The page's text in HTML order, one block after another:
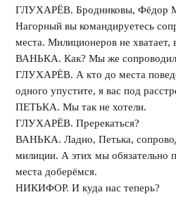
ГЛУХАРЁВ. Бродниковы, Фёдор
Нагорный вы командируетесь
места. Милиционеров не хватает,
ВАНЬКА. Как? Мы же
ГЛУХАРЁВ. А кто до места
одного упустите, я вас под
ПЕТЬКА. Мы так не хотели.
ГЛУХАРЁВ. Пререкаться?
ВАНЬКА. Ладно, Петька,
милиции. А этих мы обязательно
места доберёмся.
НИКИФОР. И куда нас теперь?